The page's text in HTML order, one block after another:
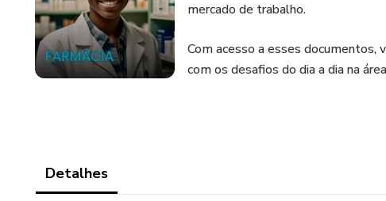
mercado de trabalho.
Com acesso a esses documentos,
com os desafios do dia a dia na
Detalhes